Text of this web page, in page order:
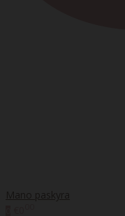
Mano paskyra